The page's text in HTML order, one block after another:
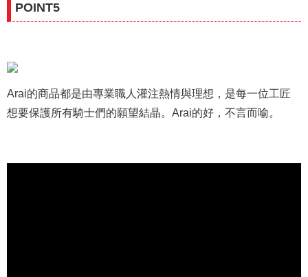
POINT5
Arai的商品都是由專業職人灌注熱情與理想，是每一位工匠
想要保護所有騎士們的願望結晶。Arai的好，不言而喻。